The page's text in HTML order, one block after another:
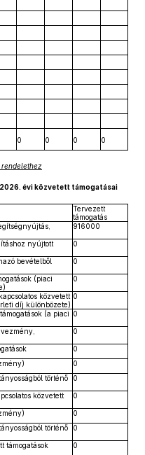
0 0 0 0
évi közvetett támogatásai
Tervezett
támogatás
916000
nyújtott
0
bevételből
0
(piaci
0
közvetett
díj különbözete)
0
(a piaci 0
0
0
0
történő
0
közvetett
0
0
történő
0
támogatások
0